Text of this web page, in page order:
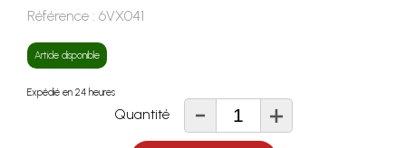
Référence : 6VX041
Article disponible
Expédié en 24 heures
Quantité - +